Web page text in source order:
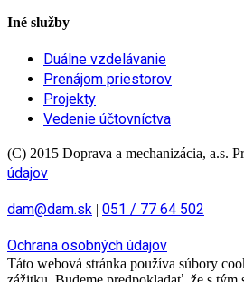
Iné služby
Duálne vzdelávanie
Prenájom priestorov
Projekty
Vedenie účtovníctva
(C) 2015 Doprava a mechanizácia, a.s.
údajov
dam@dam.sk | 051 / 77 64 502
Ochrana osobných údajov
Táto webová stránka používa súbory